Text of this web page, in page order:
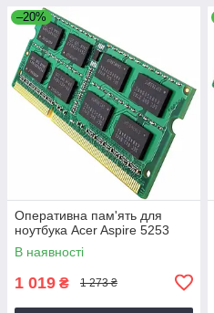
–20%
Оперативна пам'ять для
ноутбука Acer Aspire 5253
В наявності
1 019 ₴ 1 273 ₴